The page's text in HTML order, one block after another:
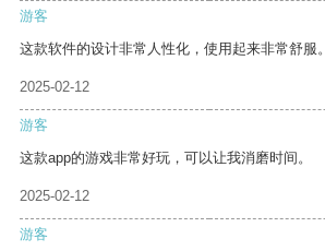
游客
这款软件的设计非常人性化，使用起来非常舒服。
2025-02-12
游客
这款app的游戏非常好玩，可以让我消磨时间。
2025-02-12
游客